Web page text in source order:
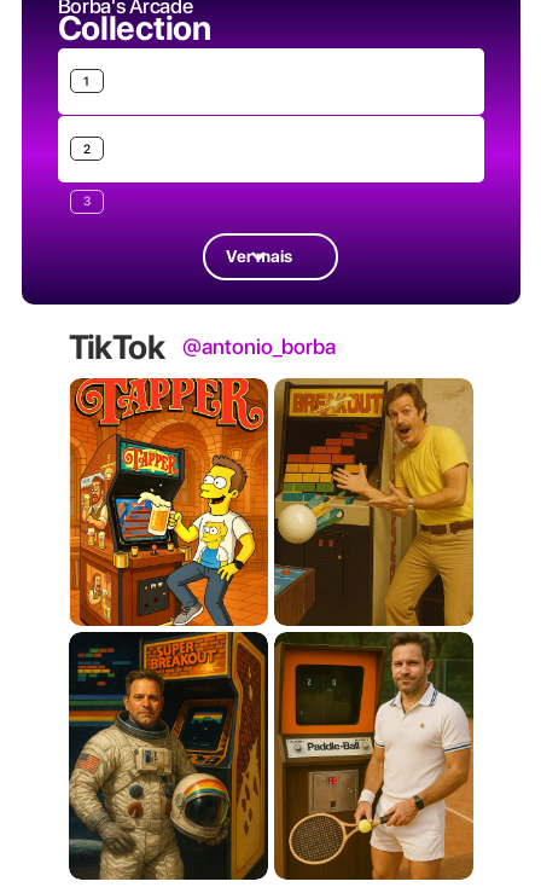
Borba's Arcade
Collection
1
2
3
Ver mais
TikTok @antonio_borba